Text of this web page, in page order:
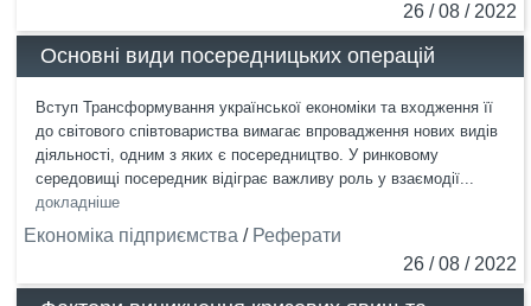
26 / 08 / 2022
Основні види посередницьких операцій
Вступ Трансформування української економіки та входження її
до світового співтовариства вимагає впровадження нових видів
діяльності, одним з яких є посередництво. У ринковому
середовищі посередник відіграє важливу роль у взаємодії...
докладніше
Економіка підприємства / Реферати
26 / 08 / 2022